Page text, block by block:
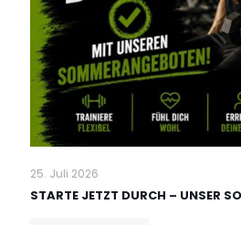
25. Juli 2026
STARTE JETZT DURCH – UNSER